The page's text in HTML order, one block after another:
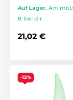
Auf Lager, Am
8. bei dir
21,02 €
-12%